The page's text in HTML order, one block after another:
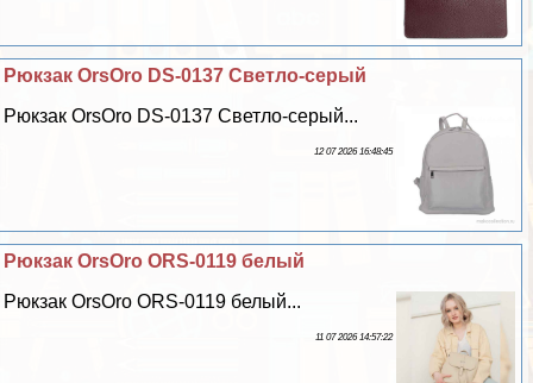
Рюкзак OrsOro DS-0137 Светло-серый
Рюкзак OrsOro DS-0137 Светло-серый...
12 07 2026 16:48:45
Рюкзак OrsOro ORS-0119 белый
Рюкзак OrsOro ORS-0119 белый...
11 07 2026 14:57:22